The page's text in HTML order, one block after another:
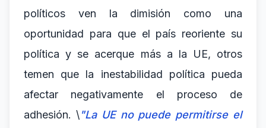
políticos ven la dimisión como una
oportunidad para que el país reoriente su
política y se acerque más a la UE, otros
temen que la inestabilidad política pueda
afectar negativamente el proceso de
adhesión. \"La UE no puede permitirse el